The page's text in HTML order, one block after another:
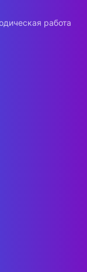
работа